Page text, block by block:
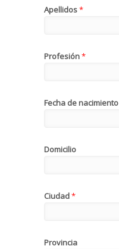
Apellidos*
Profesión*
Fecha de nacimiento
Domicilio
Ciudad*
Provincia